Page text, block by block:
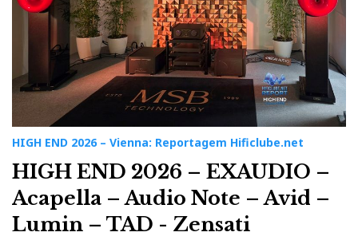
HIGH END 2026 – Vienna: Reportagem Hificlube.net
HIGH END 2026 – EXAUDIO –
Acapella – Audio Note – Avid –
Lumin – TAD - Zensati